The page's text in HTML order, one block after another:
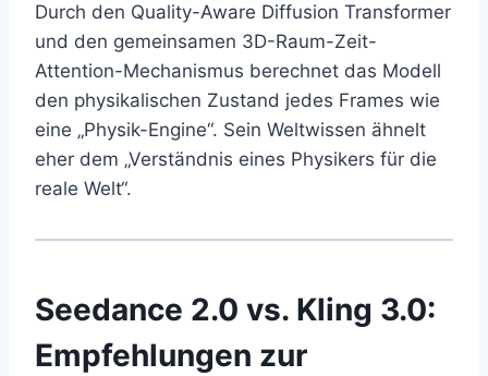
Durch den Quality-Aware Diffusion Transformer
und den gemeinsamen 3D-Raum-Zeit-
Attention-Mechanismus berechnet das Modell
den physikalischen Zustand jedes Frames wie
eine „Physik-Engine“. Sein Weltwissen ähnelt
eher dem „Verständnis eines Physikers für die
reale Welt“.
Seedance 2.0 vs. Kling 3.0:
Empfehlungen zur